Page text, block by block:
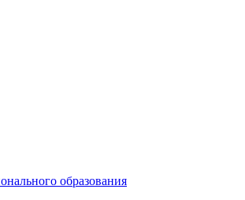
образования